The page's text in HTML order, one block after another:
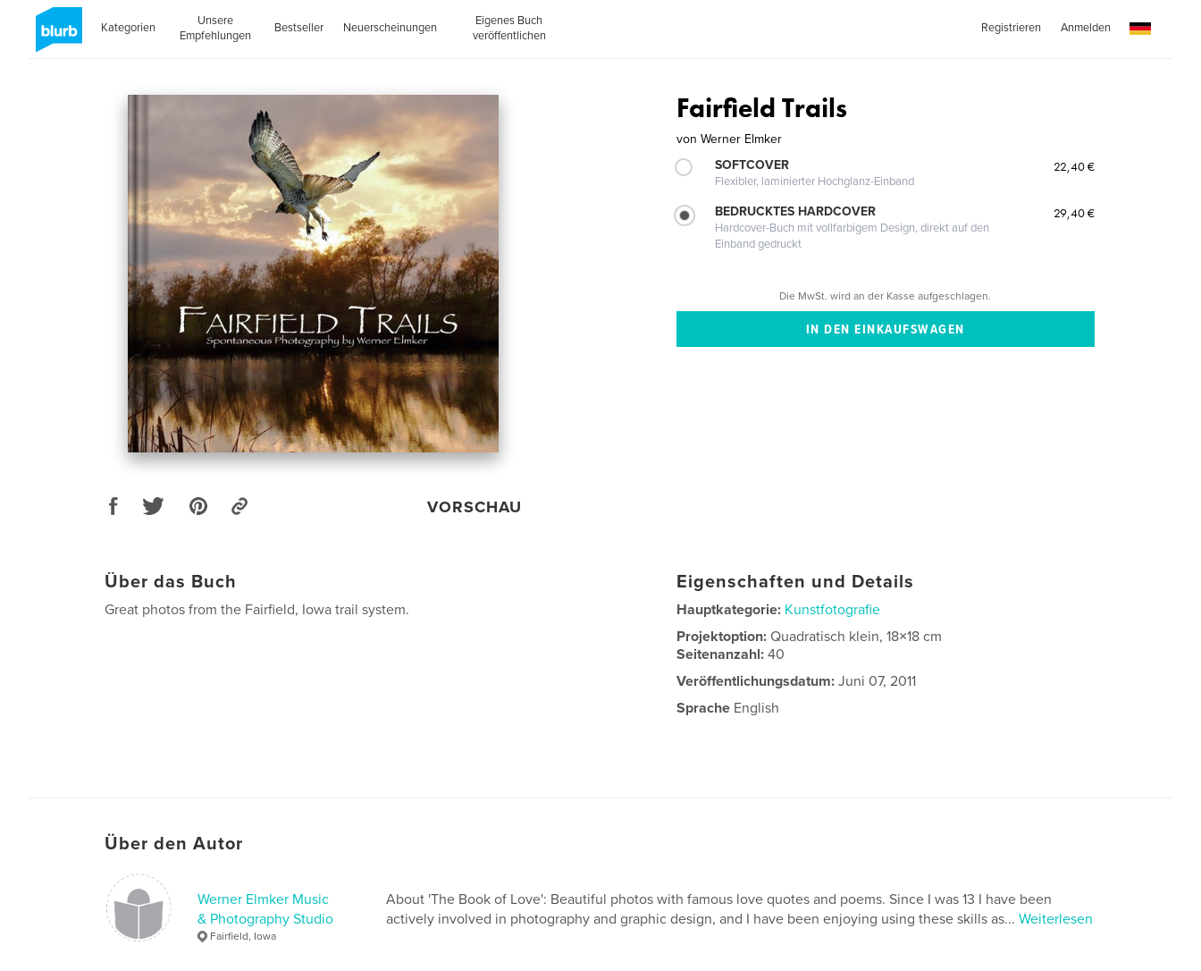
Kategorien
Unsere
Empfehlungen
Bestseller Neuerscheinungen
Eigenes Buch
veröffentlichen
Registrieren Anmelden
VORSCHAU
Fairfield Trails
von Werner Elmker
SOFTCOVER
Flexibler, laminierter Hochglanz-Einband
22,40 €
BEDRUCKTES HARDCOVER
Hardcover-Buch mit vollfarbigem Design, direkt auf den
Einband gedruckt
29,40 €
Die MwSt. wird an der Kasse aufgeschlagen.
Über das Buch
Great photos from the Fairfield, Iowa trail system.
Eigenschaften und Details
Hauptkategorie: Kunstfotografie
Projektoption:Quadratisch klein, 18×18 cm
Seitenanzahl:40
Veröffentlichungsdatum: Juni 07, 2011
Sprache English
Über den Autor
Werner Elmker Music
& Photography Studio
Fairfield, Iowa
About 'The Book of Love': Beautiful photos with famous love quotes and poems. Since I was 13 I have been
actively involved in photography and graphic design, and I have been enjoying using these skills as... Weiterlesen